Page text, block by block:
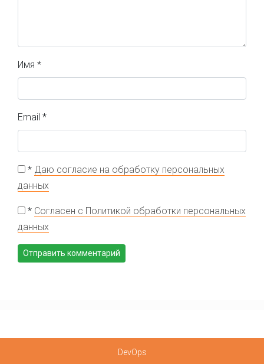
Имя *
Email *
* Даю согласие на обработку персональных
данных
* Согласен с Политикой обработки персональных
данных
DevOps